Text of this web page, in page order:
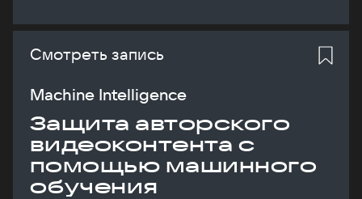
Смотреть запись
Machine Intelligence
Защита авторского
видеоконтента с
помощью машинного
обучения